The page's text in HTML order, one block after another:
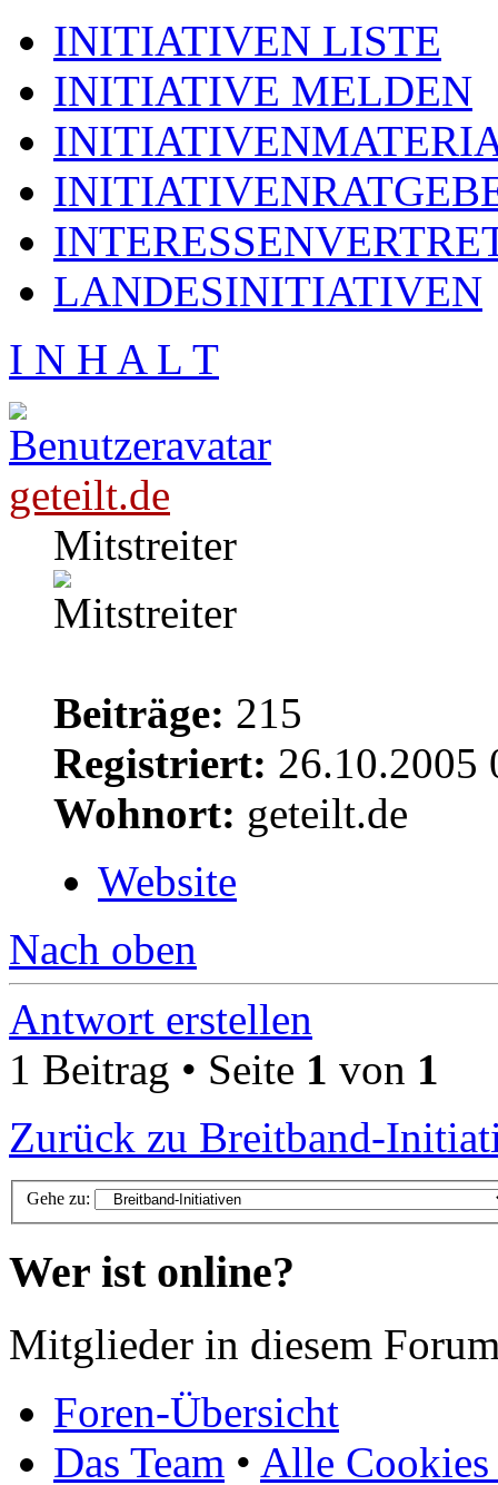
INITIATIVEN LISTE
INITIATIVE MELDEN
LANDESINITIATIVEN
I N H A L T
geteilt.de
Mitstreiter
Beiträge: 215
Registriert: 26.10.2005
Wohnort: geteilt.de
Website
Nach oben
Antwort erstellen
1 Beitrag • Seite 1 von 1
Zurück zu Breitband-
Gehe zu:
Wer ist online?
Mitglieder in diesem
Foren-Übersicht
Das Team • Alle Cookies